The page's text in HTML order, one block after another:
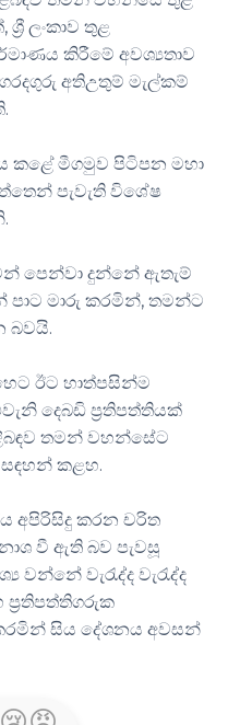
ලංකාව තුළ
කිරීමේ අවශ්‍යතාව
අතිඋතුම් මැල්කම්
කළේ මීගමුව පිටිපන මහා
පැවැති විශේෂ
පෙන්වා දුන්නේ ඇතැම්
මාරු කරමින්, තමන්ට
බවයි.
ඊට හාත්පසින්ම
දෙබඩි ප්‍රතිපත්තියක්
තමන් වහන්සේට
කළහ.
අපිරිසිදු කරන චරිත
වී ඇති බව පැවසූ
වැරැද්ද වැරැද්ද
ප්‍රතිපත්තිගරුක
සිය දේශනය අවසන්